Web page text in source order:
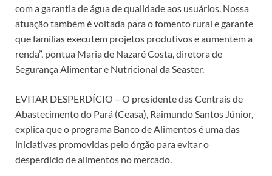
com a garantia de água de qualidade aos usuários. Nossa
atuação também é voltada para o fomento rural e garante
que famílias executem projetos produtivos e aumentem a
renda”, pontua Maria de Nazaré Costa, diretora de
Segurança Alimentar e Nutricional da Seaster.
EVITAR DESPERDÍCIO – O presidente das Centrais de
Abastecimento do Pará (Ceasa), Raimundo Santos Júnior,
explica que o programa Banco de Alimentos é uma das
iniciativas promovidas pelo órgão para evitar o
desperdício de alimentos no mercado.